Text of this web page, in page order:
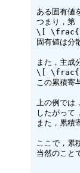
ある固有値
つまり，
\[
固有値は分
また，主
\[
この累積寄
上の例で
したがって
また，累積
ここで，累
当然のこと